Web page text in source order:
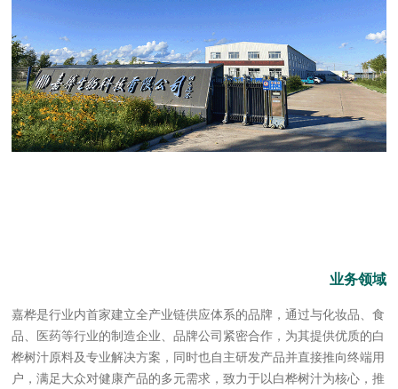
业务领域
嘉桦是行业内首家建立全产业链供应体系的品牌，通过与化妆品、食
品、医药等行业的制造企业、品牌公司紧密合作，为其提供优质的白
桦树汁原料及专业解决方案，同时也自主研发产品并直接推向终端用
户，满足大众对健康产品的多元需求，致力于以白桦树汁为核心，推